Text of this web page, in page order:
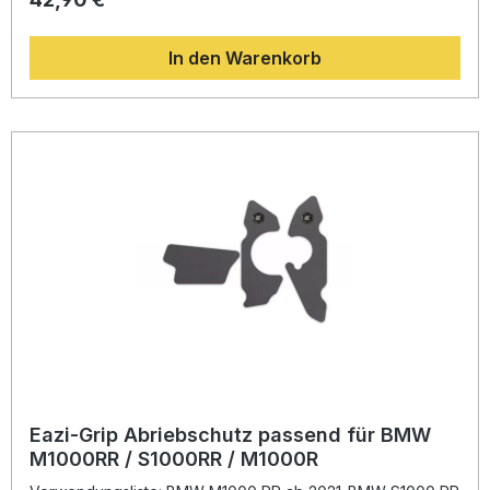
Motorradstiefel entsteht. Dank präziser Passform ist der
Schutz exakt auf die Linien des Motorrads zugeschnitten
und lässt sich unkompliziert montieren. So bewahren Sie
dauerhaft die Optik und den Wert Ihres Motorrads.
Qualität und Langlebigkeit. Nach dem Einsatz kann der
Oberfläche für maximalen Rahmenschutz Perfekte
Passform für BMW R 1300 GS ab 2023 Einfache Montage
In den Warenkorb
Eazi-Grip Abriebschutz passend für BMW
M1000RR / S1000RR / M1000R